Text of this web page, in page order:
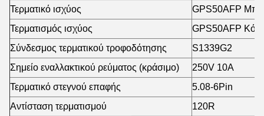
Τερματικό ισχύος
GPS50AFP
Τερματισμός ισχύος
GPS50AFP
Σύνδεσμος τερματικού τροφοδότησης
S1339G2
Σημείο εναλλακτικού ρεύματος (κράσιμο)
250V 10A
Τερματικό στεγνού επαφής
5.08-6Pin
Αντίσταση τερματισμού
120R